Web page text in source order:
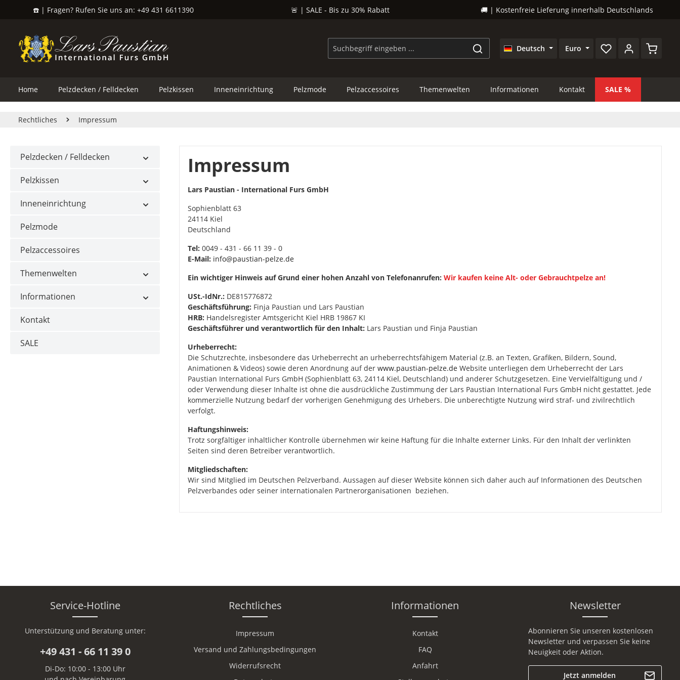
Zur Hauptnavigation springen
☎️ | Fragen? Rufen Sie uns an: +49 431 6611390 🚨 | SALE - Bis zu 30% Rabatt 🚚 | Kostenfreie Lieferung innerhalb Deutschlands
Deutsch Euro
Home Pelzdecken / Felldecken Pelzkissen Inneneinrichtung Pelzmode Pelzaccessoires Themenwelten Informationen Kontakt SALE
Rechtliches Impressum
Pelzdecken / Felldecken
Pelzkissen
Inneneinrichtung
Pelzmode
Pelzaccessoires
Themenwelten
Informationen
Kontakt
SALE
Impressum
Lars Paustian - International Furs GmbH
Sophienblatt 63
24114 Kiel
Deutschland
Tel: 0049 - 431 - 66 11 39 - 0
E-Mail: info@paustian-pelze.de
Ein wichtiger Hinweis auf Grund einer hohen Anzahl von Telefonanrufen: Wir kaufen keine Alt- oder Gebrauchtpelze an!
USt.-IdNr.: DE815776872
Geschäftsführung: Finja Paustian und Lars Paustian
HRB: Handelsregister Amtsgericht Kiel HRB 19867 KI
Geschäftsführer und verantwortlich für den Inhalt: Lars Paustian und Finja Paustian
Urheberrecht:
Die Schutzrechte, insbesondere das Urheberrecht an urheberrechtsfähigem Material (z.B. an Texten, Grafiken, Bildern, Sound,
Animationen & Videos) sowie deren Anordnung auf der www.paustian-pelze.de Website unterliegen dem Urheberrecht der Lars
Paustian International Furs GmbH (Sophienblatt 63, 24114 Kiel, Deutschland) und anderer Schutzgesetzen. Eine Vervielfältigung und /
oder Verwendung dieser Inhalte ist ohne die ausdrückliche Zustimmung der Lars Paustian International Furs GmbH nicht gestattet. Jede
kommerzielle Nutzung bedarf der vorherigen Genehmigung des Urhebers. Die unberechtigte Nutzung wird straf- und zivilrechtlich
verfolgt.
Haftungshinweis:
Trotz sorgfältiger inhaltlicher Kontrolle übernehmen wir keine Haftung für die Inhalte externer Links. Für den Inhalt der verlinkten
Seiten sind deren Betreiber verantwortlich.
Mitgliedschaften:
Wir sind Mitglied im Deutschen Pelzverband. Aussagen auf dieser Website können sich daher auch auf Informationen des Deutschen
Pelzverbandes oder seiner internationalen Partnerorganisationen beziehen.
Service-Hotline
Unterstützung und Beratung unter:
+49 431 - 66 11 39 0
Di-Do: 10:00 - 13:00 Uhr
Rechtliches
Impressum
Versand und Zahlungsbedingungen
Widerrufsrecht
Informationen
Kontakt
FAQ
Anfahrt
Newsletter
Abonnieren Sie unseren kostenlosen
Newsletter und verpassen Sie keine
Neuigkeit oder Aktion.
Jetzt anmelden